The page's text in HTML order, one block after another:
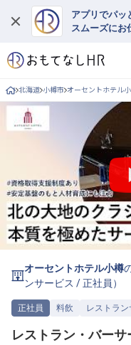
アプリでパッ
スムーズにお
ログイン
求人・施設を探す
キープした求人
就職・転職 合同説
おもてなしHRについ
ご利用の流れ
よくある質問
ホテル・宿泊業界情
無料 転職サ
北海道 小樽市 オーセントホテル
オーセントホテル小樽
ンサービス /正社員 ）
正社員 料飲 レストラ
レストラン・バー